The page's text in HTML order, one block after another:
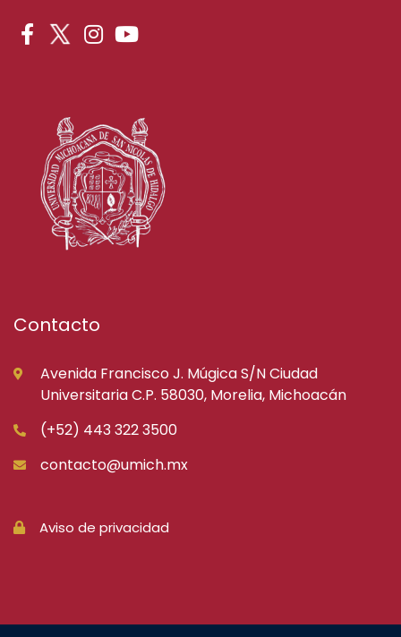
Contacto
Avenida Francisco J. Múgica S/N Ciudad
Universitaria C.P. 58030, Morelia, Michoacán
(+52) 443 322 3500
contacto@umich.mx
Aviso de privacidad